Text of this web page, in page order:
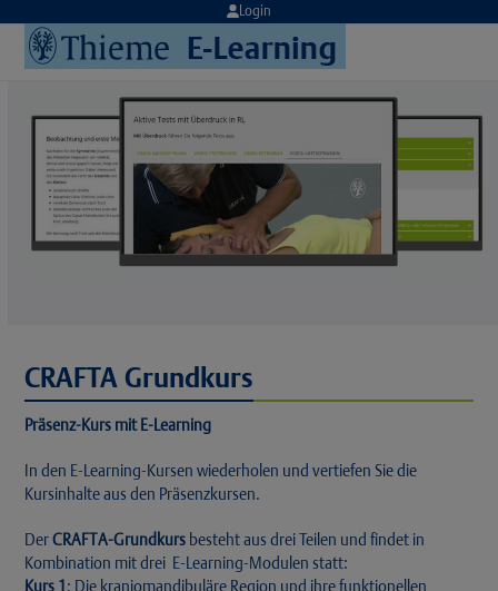
content
Login
Open
mobile
menu
Close
mobile
menu
CRAFTA Grundkurs
Präsenz-Kurs mit E-Learning
In den E-Learning-Kursen wiederholen und vertiefen Sie die
Kursinhalte aus den Präsenzkursen.
DerCRAFTA-Grundkurs besteht aus drei Teilen und findet in
Kombination mit drei E-Learning-Modulen statt:
Kurs 1: Die kraniomandibuläre Region und ihre funktionellen